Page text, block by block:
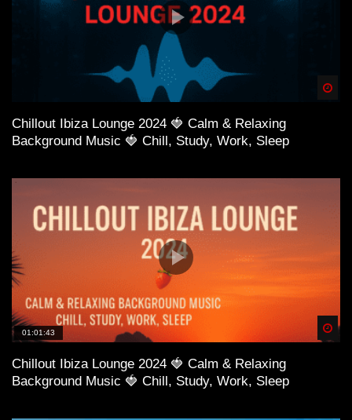
Chillout Ibiza Lounge 2024 🍓 Calm & Relaxing
Background Music 🍓 Chill, Study, Work, Sleep
01:01:43
Chillout Ibiza Lounge 2024 🍓 Calm & Relaxing
Background Music 🍓 Chill, Study, Work, Sleep